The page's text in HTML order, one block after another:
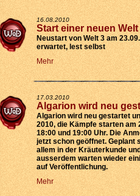
16.08.2010
Start einer neuen Welt
Neustart von Welt 3 am
erwartet, lest selbst
Mehr
17.03.2010
Algarion wird neu
Algarion wird neu gestartet
2010, die Kämpfe starten am
18:00 und 19:00 Uhr. Die
jetzt schon geöffnet. Geplant
allem in der Kräuterkunde
ausserdem warten wieder
auf Veröffentlichung.
Mehr